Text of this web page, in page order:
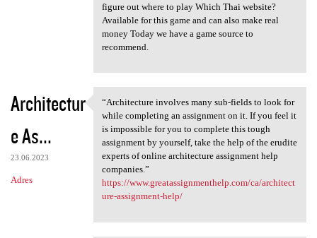
figure out where to play Which Thai website?
Available for this game and can also make real
money Today we have a game source to
recommend.
Architectur
e As...
23.06.2023
Adres
“Architecture involves many
“Architecture involves many sub-fields to look for
while completing an assignment on it. If you feel it
is impossible for you to complete this tough
assignment by yourself, take the help of the erudite
experts of online architecture assignment help
companies.”
https://www.greatassignmenthelp.com/ca/architect
ure-assignment-help/